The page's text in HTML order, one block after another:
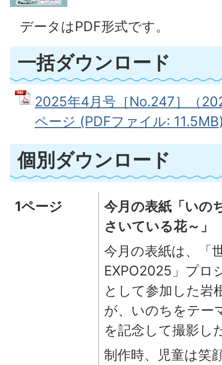
データはPDF形式です。
一括ダウンロード
2025年4月号［No.247］（
ページ (PDFファイル:
個別ダウンロード
1ページ
今月の表紙「いの
さいている花～」
今月の表紙は、「
EXPO2025」プロ
として参加した岩
が、いのちをテー
を記念して撮影し
制作時、児童は笑